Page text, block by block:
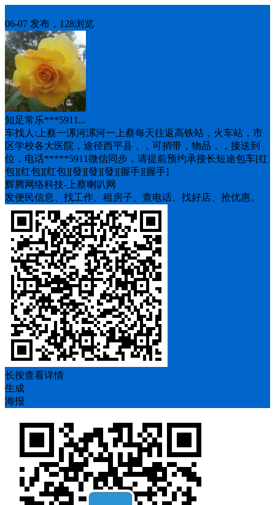
06-07 发布，128浏览
知足常乐***5911...
车找人:上蔡一漯河漯河一上蔡每天往返高铁站，火车站，市
区学校各大医院，途径西平县，，可捎带，物品，，接送到
位，电话*****5911微信同步，请提前预约承接长短途包车[红
包][红包][红包][發][發][發][握手][握手]
辉腾网络科技-上蔡喇叭网
发便民信息、找工作、租房子、查电话、找好店、抢优惠。
长按查看详情
生成
海报